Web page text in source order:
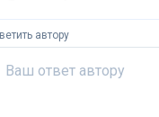
автору